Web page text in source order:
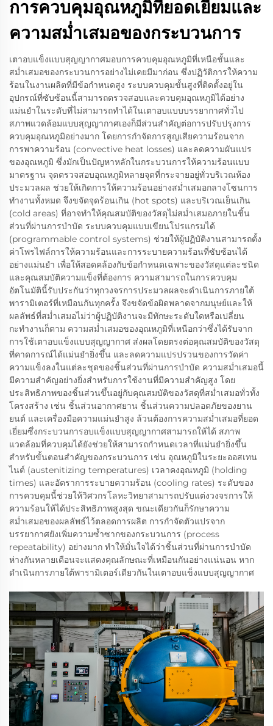
การควบคุมอุณหภูมิที่ยอดเยี่ยมและ
ความสม่ำเสมอของกระบวนการ
เตาอบแข็งแบบสุญญากาศมอบการควบคุมอุณหภูมิที่เหนือชั้นและ
สม่ำเสมอของกระบวนการอย่างไม่เคยมีมาก่อน ซึ่งปฏิวัติการให้ความ
ร้อนในงานผลิตที่มีข้อกำหนดสูง ระบบควบคุมขั้นสูงที่ติดตั้งอยู่ใน
อุปกรณ์ที่ซับซ้อนนี้สามารถตรวจสอบและควบคุมอุณหภูมิได้อย่าง
แม่นยำในระดับที่ไม่สามารถทำได้ในเตาอบแบบบรรยากาศทั่วไป
สภาพแวดล้อมแบบสุญญากาศเองก็มีส่วนสำคัญต่อการปรับปรุงการ
ควบคุมอุณหภูมิอย่างมาก โดยการกำจัดการสูญเสียความร้อนจาก
การพาความร้อน (convective heat losses) และลดความผันแปร
ของอุณหภูมิ ซึ่งมักเป็นปัญหาหลักในกระบวนการให้ความร้อนแบบ
มาตรฐาน จุดตรวจสอบอุณหภูมิหลายจุดที่กระจายอยู่ทั่วบริเวณห้อง
ประมวลผล ช่วยให้เกิดการให้ความร้อนอย่างสม่ำเสมอกลางโซนการ
ทำงานทั้งหมด จึงขจัดจุดร้อนเกิน (hot spots) และบริเวณเย็นเกิน
(cold areas) ที่อาจทำให้คุณสมบัติของวัสดุไม่สม่ำเสมอภายในชิ้น
ส่วนที่ผ่านการบำบัด ระบบควบคุมแบบเขียนโปรแกรมได้
(programmable control systems) ช่วยให้ผู้ปฏิบัติงานสามารถตั้ง
ค่าโพรไฟล์การให้ความร้อนและการระบายความร้อนที่ซับซ้อนได้
อย่างแม่นยำ เพื่อให้สอดคล้องกับข้อกำหนดเฉพาะของวัสดุแต่ละชนิด
และคุณสมบัติความแข็งที่ต้องการ ความสามารถในการควบคุม
อัตโนมัตินี้รับประกันว่าทุกวงจรการประมวลผลจะดำเนินการภายใต้
พารามิเตอร์ที่เหมือนกันทุกครั้ง จึงขจัดข้อผิดพลาดจากมนุษย์และให้
ผลลัพธ์ที่สม่ำเสมอไม่ว่าผู้ปฏิบัติงานจะมีทักษะระดับใดหรือเปลี่ยน
กะทำงานก็ตาม ความสม่ำเสมอของอุณหภูมิที่เหนือกว่าซึ่งได้รับจาก
การใช้เตาอบแข็งแบบสุญญากาศ ส่งผลโดยตรงต่อคุณสมบัติของวัสดุ
ที่คาดการณ์ได้แม่นยำยิ่งขึ้น และลดความแปรปรวนของการวัดค่า
ความแข็งลงในแต่ละชุดของชิ้นส่วนที่ผ่านการบำบัด ความสม่ำเสมอนี้
มีความสำคัญอย่างยิ่งสำหรับการใช้งานที่มีความสำคัญสูง โดย
ประสิทธิภาพของชิ้นส่วนขึ้นอยู่กับคุณสมบัติของวัสดุที่สม่ำเสมอทั่วทั้ง
โครงสร้าง เช่น ชิ้นส่วนอากาศยาน ชิ้นส่วนความปลอดภัยของยาน
ยนต์ และเครื่องมือความแม่นยำสูง ล้วนต้องการความสม่ำเสมอที่ยอด
เยี่ยมซึ่งกระบวนการอบแข็งแบบสุญญากาศสามารถให้ได้ สภาพ
แวดล้อมที่ควบคุมได้ยังช่วยให้สามารถกำหนดเวลาที่แม่นยำยิ่งขึ้น
สำหรับขั้นตอนสำคัญของกระบวนการ เช่น อุณหภูมิในระยะออสเทน
ไนต์ (austenitizing temperatures) เวลาคงอุณหภูมิ (holding
times) และอัตราการระบายความร้อน (cooling rates) ระดับของ
การควบคุมนี้ช่วยให้วิศวกรโลหะวิทยาสามารถปรับแต่งวงจรการให้
ความร้อนให้ได้ประสิทธิภาพสูงสุด ขณะเดียวกันก็รักษาความ
สม่ำเสมอของผลลัพธ์ไว้ตลอดการผลิต การกำจัดตัวแปรจาก
บรรยากาศยังเพิ่มความซ้ำซากของกระบวนการ (process
repeatability) อย่างมาก ทำให้มั่นใจได้ว่าชิ้นส่วนที่ผ่านการบำบัด
ห่างกันหลายเดือนจะแสดงคุณลักษณะที่เหมือนกันอย่างแน่นอน หาก
ดำเนินการภายใต้พารามิเตอร์เดียวกันในเตาอบแข็งแบบสุญญากาศ